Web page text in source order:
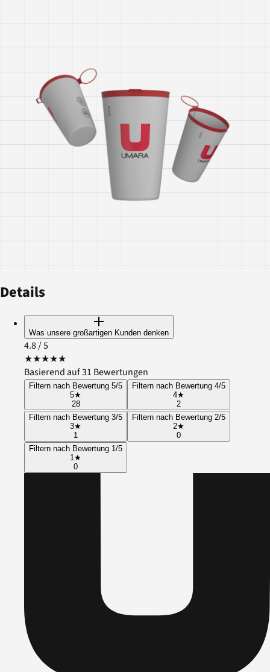
Details
Was unsere großartigen Kunden denken
4.8/ 5
★★★★★
Basierend auf 31 Bewertungen
Filtern nach Bewertung 5/5
5★
28
Filtern nach Bewertung 4/5
4★
2
Filtern nach Bewertung 3/5
3★
1
Filtern nach Bewertung 2/5
2★
0
Filtern nach Bewertung 1/5
1 ★
0